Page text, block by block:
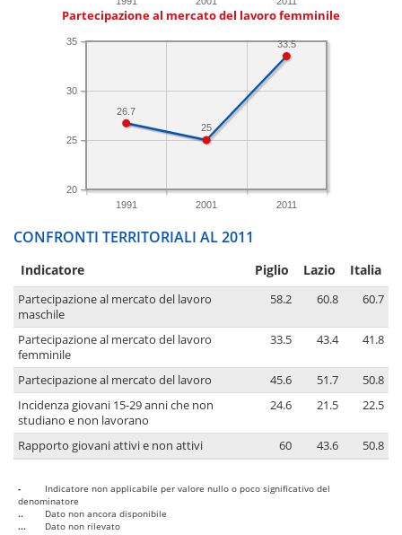
Partecipazione al mercato del lavoro femminile
1991 2001 2011
20
25
30
35 33.5
25
26.7
CONFRONTI TERRITORIALI AL 2011
Indicatore Piglio Lazio Italia
Partecipazione al mercato del lavoro
maschile
58.2 60.8 60.7
Partecipazione al mercato del lavoro
femminile
33.5 43.4 41.8
Partecipazione al mercato del lavoro 45.6 51.7
50.8
Incidenza giovani 15-29 anni che non
studiano e non lavorano
24.6 21.5 22.5
Rapporto giovani attivi e non attivi 60 43.6 50.8
-
Indicatore non applicabile per valore nullo o poco significativo del
denominatore
..
Dato non ancora disponibile
...
Dato non rilevato